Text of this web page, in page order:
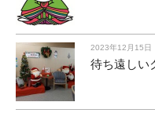
2023年12月15日
待ち遠しい